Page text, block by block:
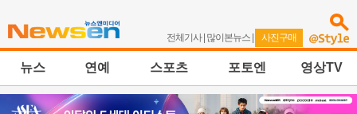
전체기사| 많이본뉴스 | 사진구매
뉴스 연예 스포츠 포토엔 영상TV